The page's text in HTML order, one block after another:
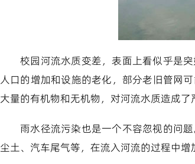
校园河流水质变差，表面上看似乎是
人口的增加和设施的老化，部分老旧管网
大量的有机物和无机物，对河流水质造成了
雨水径流污染也是一个不容忽视的问
尘土、汽车尾气等，在流入河流的过程中